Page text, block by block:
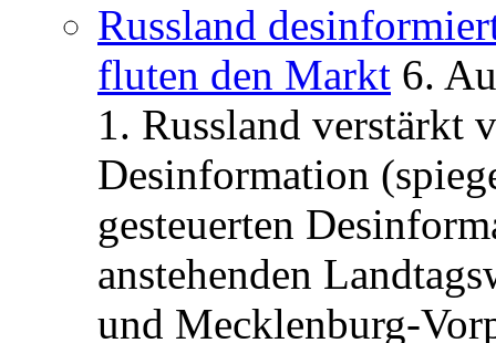
Russland
fluten den Markt 6.
1. Russland verstärkt
Desinformation
gesteuerten
anstehenden
und Mecklenburg-